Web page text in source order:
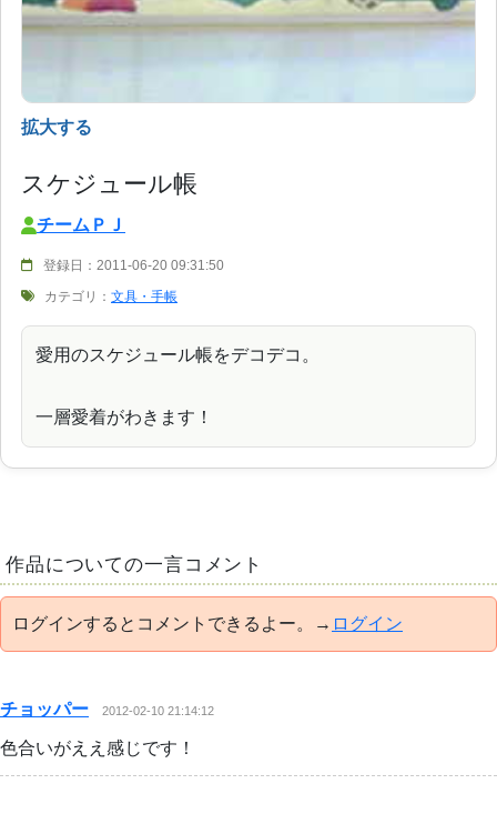
拡大する
スケジュール帳
チームＰＪ
登録日：2011-06-20 09:31:50
カテゴリ： 文具・手帳
愛用のスケジュール帳をデコデコ。
一層愛着がわきます！
作品についての一言コメント
ログインするとコメントできるよー。→ ログイン
チョッパー 2012-02-10 21:14:12
色合いがええ感じです！